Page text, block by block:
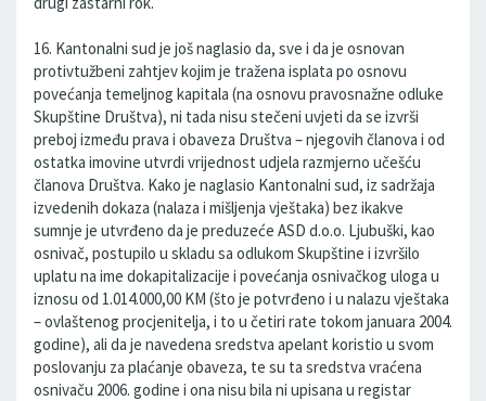
16. Kantonalni sud je još naglasio da, sve i da je osnovan
protivtužbeni zahtjev kojim je tražena isplata po osnovu
povećanja temeljnog kapitala (na osnovu pravosnažne odluke
Skupštine Društva), ni tada nisu stečeni uvjeti da se izvrši
preboj između prava i obaveza Društva – njegovih članova i od
ostatka imovine utvrdi vrijednost udjela razmjerno učešću
članova Društva. Kako je naglasio Kantonalni sud, iz sadržaja
izvedenih dokaza (nalaza i mišljenja vještaka) bez ikakve
sumnje je utvrđeno da je preduzeće ASD d.o.o. Ljubuški, kao
osnivač, postupilo u skladu sa odlukom Skupštine i izvršilo
uplatu na ime dokapitalizacije i povećanja osnivačkog uloga u
iznosu od 1.014.000,00 KM (što je potvrđeno i u nalazu vještaka
– ovlaštenog procjenitelja, i to u četiri rate tokom januara 2004.
godine), ali da je navedena sredstva apelant koristio u svom
poslovanju za plaćanje obaveza, te su ta sredstva vraćena
osnivaču 2006. godine i ona nisu bila ni upisana u registar